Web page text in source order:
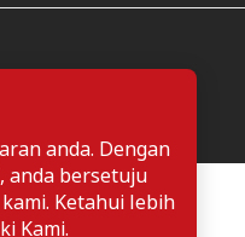
anda. Dengan
anda bersetuju
Ketahui lebih
Kami.
peribadi ketika melayari
dan perkhidmatan di